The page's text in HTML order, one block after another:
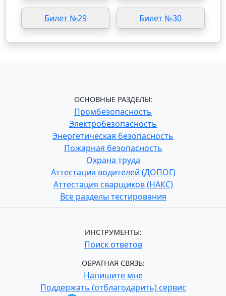
Билет №29 Билет №30
ОСНОВНЫЕ РАЗДЕЛЫ:
Промбезопасность
Электробезопасность
Энергетическая безопасность
Пожарная безопасность
Охрана труда
Аттестация водителей (ДОПОГ)
Аттестация сварщиков (НАКС)
Все разделы тестирования
ИНСТРУМЕНТЫ:
Поиск ответов
ОБРАТНАЯ СВЯЗЬ:
Напишите мне
Поддержать (отблагодарить) сервис